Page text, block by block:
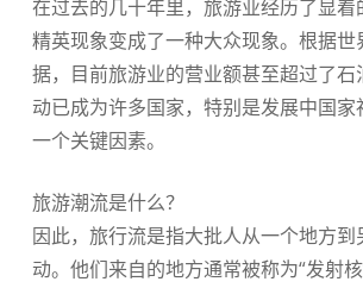
在过去的几十年里，旅游业经历了显着
精英现象变成了一种大众现象。根据
据，目前旅游业的营业额甚至超过了
动已成为许多国家，特别是发展中国家
一个关键因素。
旅游潮流是什么？
因此，旅行流是指大批人从一个地方
动。他们来自的地方通常被称为“发射